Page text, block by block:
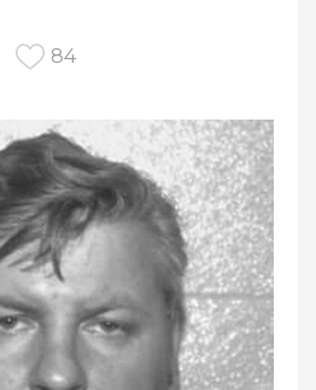
84